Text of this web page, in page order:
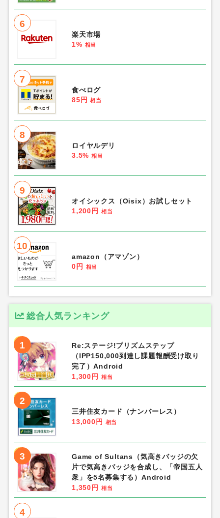
6
楽天市場
1% 相当
7
食べログ
85円
相当
8
ロイヤルデリ
3.5% 相当
9
オイシックス（Oisix）お試しセット
1,200円
相当
10
amazon（アマゾン）
0円
相当
総合人気ランキング
1
Re:ステージ!プリズムステップ
（IPP150,000到達し課題報酬受け取り
完了）Android
1,300円
相当
2
三井住友カード（ナンバーレス）
13,000円
相当
3
Game of Sultans（気高きバッジの欠
片で気高きバッジを合成し、「帝国五人
衆」を5名募集する）Android
1,350円
相当
4